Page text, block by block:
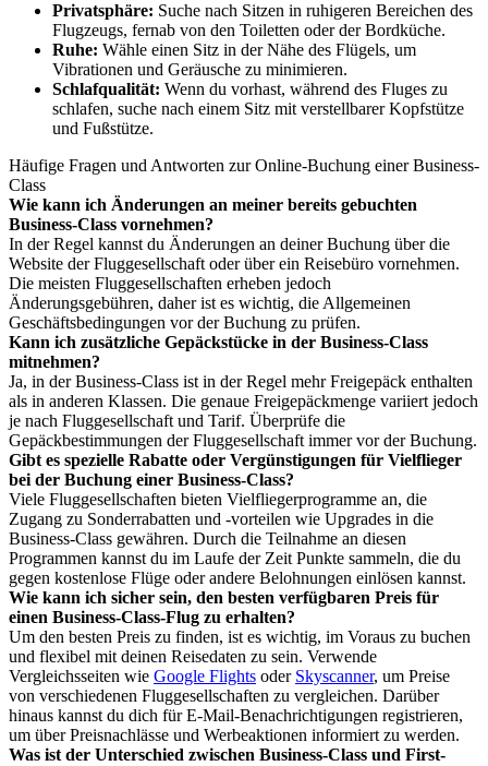
Privatsphäre: Suche nach Sitzen in ruhigeren Bereichen des
Flugzeugs, fernab von den Toiletten oder der Bordküche.
Ruhe: Wähle einen Sitz in der Nähe des Flügels, um
Vibrationen und Geräusche zu minimieren.
Schlafqualität: Wenn du vorhast, während des Fluges zu
schlafen, suche nach einem Sitz mit verstellbarer Kopfstütze
und Fußstütze.
Häufige Fragen und Antworten zur Online-Buchung einer Business-
Class
Wie kann ich Änderungen an meiner bereits gebuchten
Business-Class vornehmen?
In der Regel kannst du Änderungen an deiner Buchung über die
Website der Fluggesellschaft oder über ein Reisebüro vornehmen.
Die meisten Fluggesellschaften erheben jedoch
Änderungsgebühren, daher ist es wichtig, die Allgemeinen
Geschäftsbedingungen vor der Buchung zu prüfen.
Kann ich zusätzliche Gepäckstücke in der Business-Class
mitnehmen?
Ja, in der Business-Class ist in der Regel mehr Freigepäck enthalten
als in anderen Klassen. Die genaue Freigepäckmenge variiert jedoch
je nach Fluggesellschaft und Tarif. Überprüfe die
Gepäckbestimmungen der Fluggesellschaft immer vor der Buchung.
Gibt es spezielle Rabatte oder Vergünstigungen für Vielflieger
bei der Buchung einer Business-Class?
Viele Fluggesellschaften bieten Vielfliegerprogramme an, die
Zugang zu Sonderrabatten und -vorteilen wie Upgrades in die
Business-Class gewähren. Durch die Teilnahme an diesen
Programmen kannst du im Laufe der Zeit Punkte sammeln, die du
gegen kostenlose Flüge oder andere Belohnungen einlösen kannst.
Wie kann ich sicher sein, den besten verfügbaren Preis für
einen Business-Class-Flug zu erhalten?
Um den besten Preis zu finden, ist es wichtig, im Voraus zu buchen
und flexibel mit deinen Reisedaten zu sein. Verwende
Vergleichsseiten wie Google Flights oder Skyscanner, um Preise
von verschiedenen Fluggesellschaften zu vergleichen. Darüber
hinaus kannst du dich für E-Mail-Benachrichtigungen registrieren,
um über Preisnachlässe und Werbeaktionen informiert zu werden.
Was ist der Unterschied zwischen Business-Class und First-